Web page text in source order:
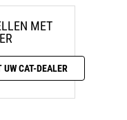
MET
CAT-DEALER